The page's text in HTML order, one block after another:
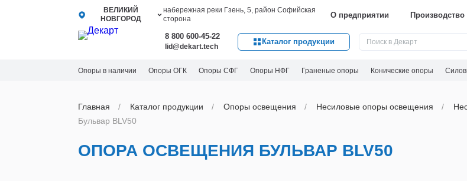
ВЕЛИКИЙ
НОВГОРОД
набережная реки Гзень, 5, район Софийская
сторона
О предприятии Производство
8 800 600-45-22
lid@dekart.tech
Каталог продукции
Опоры в наличии Опоры ОГК Опоры СФГ Опоры НФГ Граненые опоры Конические опоры
Главная Каталог продукции Oпоры oсвeщения Несиловые опоры освещения
Бульвар BLV50
ОПОРА ОСВЕЩЕНИЯ БУЛЬВАР BLV50